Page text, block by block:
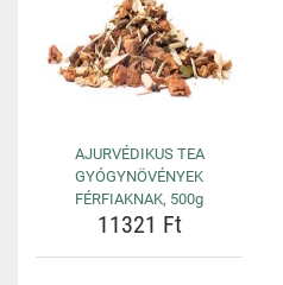
AJURVÉDIKUS TEA
GYÓGYNÖVÉNYEK
FÉRFIAKNAK, 500g
11321 Ft